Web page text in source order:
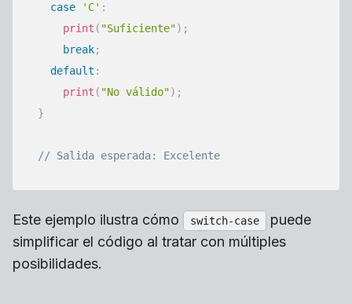
case
'C' :
print ( "Suficiente") ;
break;
default :
print ( "No válido") ;
}
// Salida esperada: Excelente
Este ejemplo ilustra cómo switch-case
puede
simplificar el código al tratar con múltiples
posibilidades.